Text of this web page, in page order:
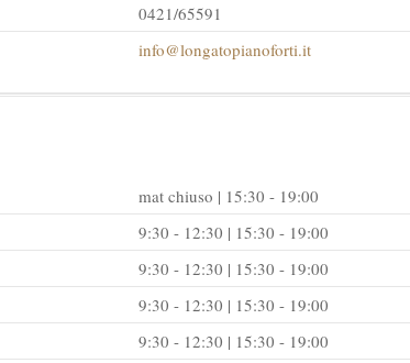
0421/65591
info@longatopianoforti.it
mat chiuso | 15:30 - 19:00
9:30 - 12:30 | 15:30 - 19:00
9:30 - 12:30 | 15:30 - 19:00
9:30 - 12:30 | 15:30 - 19:00
9:30 - 12:30 | 15:30 - 19:00